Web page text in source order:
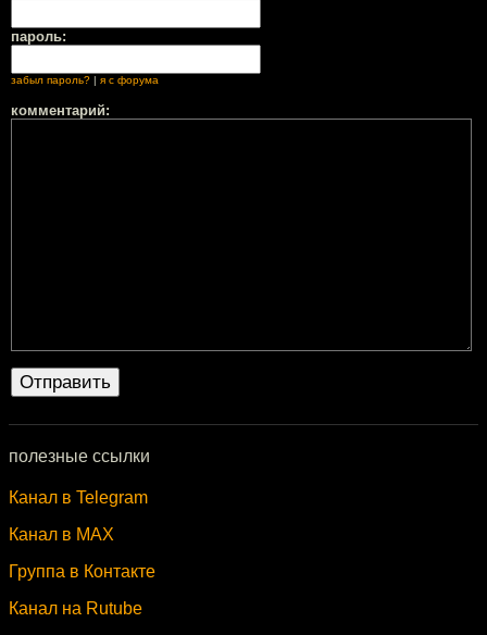
пароль:
забыл пароль? | я с форума
комментарий:
полезные ссылки
Канал в Telegram
Канал в MAX
Группа в Контакте
Канал на Rutube